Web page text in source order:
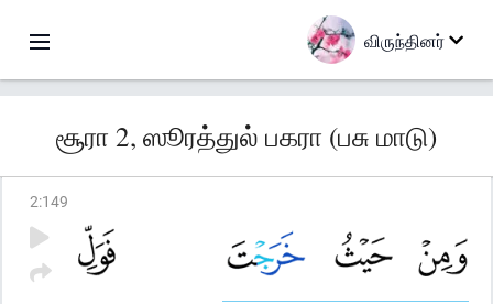
விருந்தினர்
சூரா 2, ஸூரத்துல் பகரா (பசு மாடு)
2:149